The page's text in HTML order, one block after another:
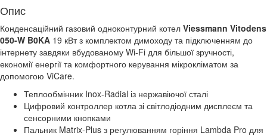
Опис
Конденсаційний газовий одноконтурний котел Viessmann Vitodens
050-W B0KA 19 кВт з комплектом димоходу та підключенням до
інтернету завдяки вбудованому Wi-Fi для більшої зручності,
економії енергії та комфортного керування мікрокліматом за
допомогою ViCare.
Теплообмінник Inox-Radial із нержавіючої сталі
Цифровий контроллер котла зі світлодіодним дисплеєм та
сенсорними кнопками
Пальник Matrix-Plus з регулюванням горіння Lambda Pro для